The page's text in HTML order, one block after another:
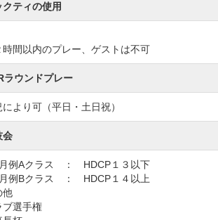
クティの使用
間以内のプレー、ゲストは不可
ラウンドプレー
より可（平日・土日祝）
会
例Aクラス ： HDCP１３以下
例Bクラス ： HDCP１４以上
他
ブ選手権